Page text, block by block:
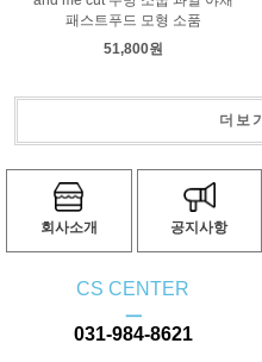
패스트푸드 모형 소품
51,800원
더보기
회사소개 공지사항
CS CENTER
ㅡ
031-984-8621